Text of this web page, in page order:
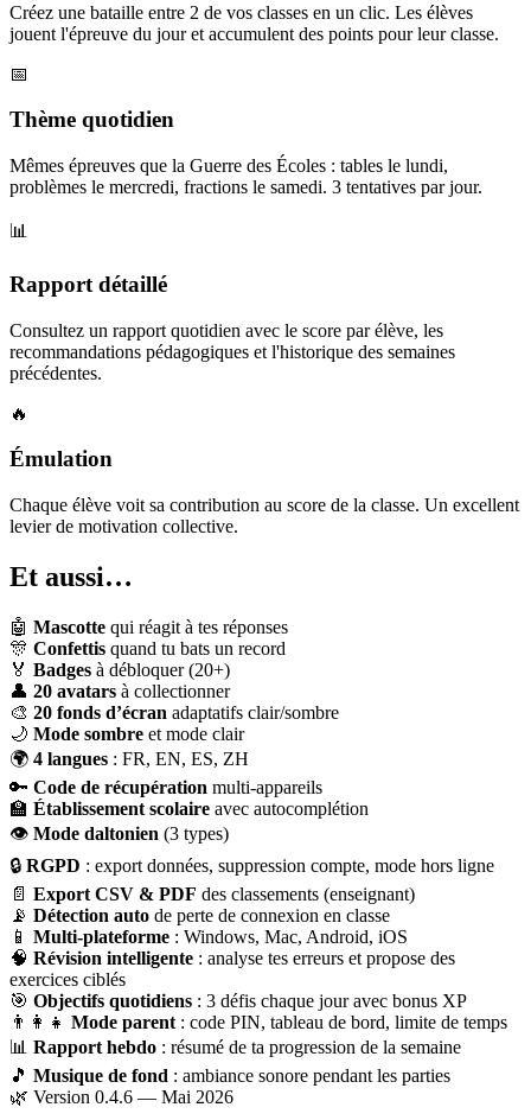
Créez une bataille entre 2 de vos classes en un clic. Les élèves
jouent l'épreuve du jour et accumulent des points pour leur classe.
📅
Thème quotidien
Mêmes épreuves que la Guerre des Écoles : tables le lundi,
problèmes le mercredi, fractions le samedi. 3 tentatives par jour.
📊
Rapport détaillé
Consultez un rapport quotidien avec le score par élève, les
recommandations pédagogiques et l'historique des semaines
précédentes.
🔥
Émulation
Chaque élève voit sa contribution au score de la classe. Un excellent
levier de motivation collective.
Et aussi…
🤖 Mascotte qui réagit à tes réponses
🎊 Confettis quand tu bats un record
🏅 Badges à débloquer (20+)
👤 20 avatars à collectionner
🎨 20 fonds d’écran adaptatifs clair/sombre
🌙 Mode sombre et mode clair
🌍 4 langues : FR, EN, ES, ZH
🔑 Code de récupération multi-appareils
🏫 Établissement scolaire avec autocomplétion
👁 Mode daltonien (3 types)
🔒 RGPD : export données, suppression compte, mode hors ligne
📄 Export CSV & PDF des classements (enseignant)
📡 Détection auto de perte de connexion en classe
📱 Multi-plateforme : Windows, Mac, Android, iOS
🧠 Révision intelligente : analyse tes erreurs et propose des
exercices ciblés
🎯 Objectifs quotidiens : 3 défis chaque jour avec bonus XP
👨‍👩‍👧 Mode parent : code PIN, tableau de bord, limite de temps
📊 Rapport hebdo : résumé de ta progression de la semaine
🎵 Musique de fond : ambiance sonore pendant les parties
🌿 Version 0.4.6 — Mai 2026